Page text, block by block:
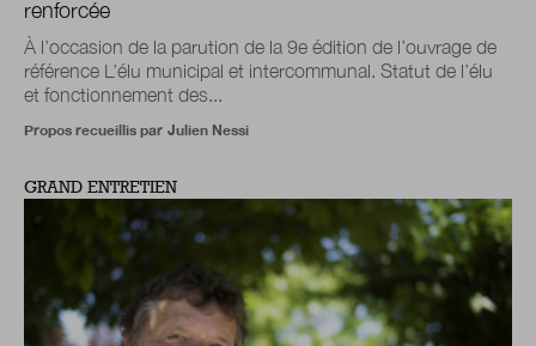
renforcée
À l’occasion de la parution de la 9e édition de l’ouvrage de
référence L’élu municipal et intercommunal. Statut de l’élu
et fonctionnement des...
Propos recueillis par Julien Nessi
GRAND ENTRETIEN